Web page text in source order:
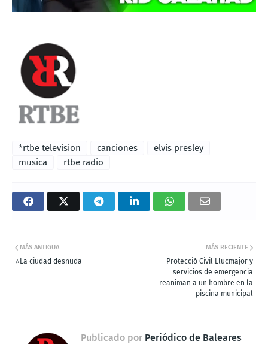
*rtbe television canciones
elvis presley
musica
rtbe radio
MÁS RECIENTE
Protecció Civil Llucmajor y
servicios de emergencia
reaniman a un hombre en la
piscina municipal
MÁS ANTIGUA
⭐La ciudad desnuda
Publicado por Periódico de Baleares